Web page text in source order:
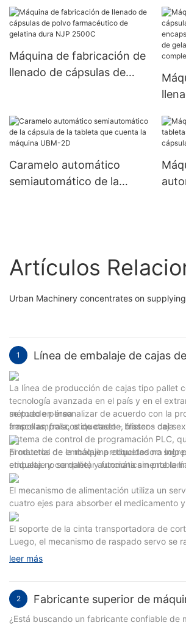
HPMC/gelatina/NJP400C
Máquina de fabricación de
llenado de cápsulas de
de
Caramelo automático
semiautomático de la
Artículos
Urban Machinery concentrates on
1 Línea de embalaje de cajas
La línea de producción de cajas tipo pallet
tecnología avanzada en el país y en el
se puede personalizar de acuerdo con la
ampollas, frascos de casete, frascos del
sistema de control de programación PLC,
productos de embalaje producidos no solo
embalaje y completar automáticamente la
método en línea
frasco ampolla, etiquetado - blister - caja
El material de la máquina etiquetadora
etiqueta no se dañe) y funciona sin
El mecanismo de alimentación utiliza un
cuatro ejes para absorber el medicamento
El soporte de la cinta transportadora de
Luego, el mecanismo de raspado servo se
200620003597.6)
leer más
2 Fabricante superior de
¿Está buscando un fabricante confiable de